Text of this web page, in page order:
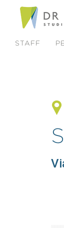
STAFF